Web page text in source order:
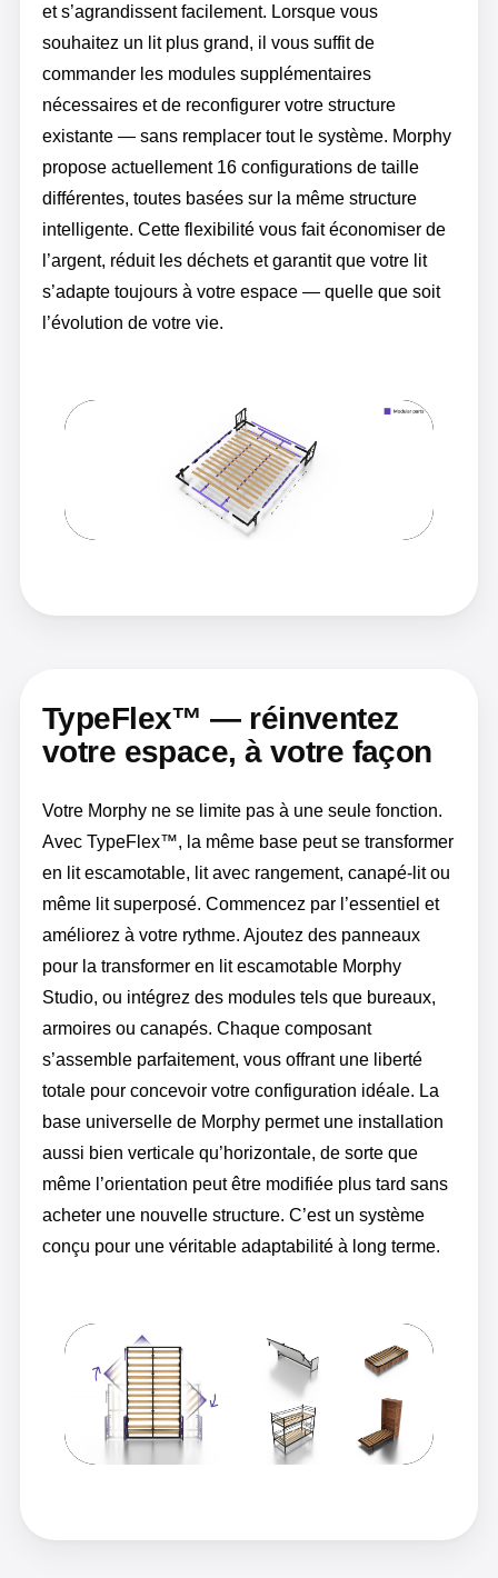
et s’agrandissent facilement. Lorsque vous
souhaitez un lit plus grand, il vous suffit de
commander les modules supplémentaires
nécessaires et de reconfigurer votre structure
existante — sans remplacer tout le système. Morphy
propose actuellement 16 configurations de taille
différentes, toutes basées sur la même structure
intelligente. Cette flexibilité vous fait économiser de
l’argent, réduit les déchets et garantit que votre lit
s’adapte toujours à votre espace — quelle que soit
l’évolution de votre vie.
TypeFlex™ — réinventez
votre espace, à votre façon
Votre Morphy ne se limite pas à une seule fonction.
Avec TypeFlex™, la même base peut se transformer
en lit escamotable, lit avec rangement, canapé-lit ou
même lit superposé. Commencez par l’essentiel et
améliorez à votre rythme. Ajoutez des panneaux
pour la transformer en lit escamotable Morphy
Studio, ou intégrez des modules tels que bureaux,
armoires ou canapés. Chaque composant
s’assemble parfaitement, vous offrant une liberté
totale pour concevoir votre configuration idéale. La
base universelle de Morphy permet une installation
aussi bien verticale qu’horizontale, de sorte que
même l’orientation peut être modifiée plus tard sans
acheter une nouvelle structure. C’est un système
conçu pour une véritable adaptabilité à long terme.